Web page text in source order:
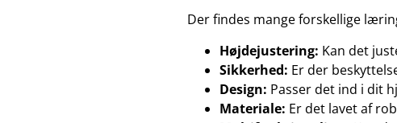
Der findes mange forskellige
Højdejustering: Kan det
Sikkerhed: Er der
Design: Passer det ind i dit
Materiale: Er det lavet af